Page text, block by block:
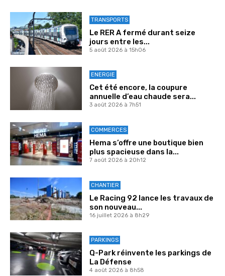
TRANSPORTS
Le RER A fermé durant seize
jours entre les...
5 août 2026 à 15h06
ENERGIE
Cet été encore, la coupure
annuelle d’eau chaude sera...
3 août 2026 à 7h51
COMMERCES
Hema s’offre une boutique bien
plus spacieuse dans la...
7 août 2026 à 20h12
CHANTIER
Le Racing 92 lance les travaux de
son nouveau...
16 juillet 2026 à 8h29
PARKINGS
Q-Park réinvente les parkings de
La Défense
4 août 2026 à 8h58